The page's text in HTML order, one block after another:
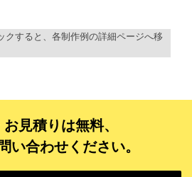
ス
ス
ス
クすると、各制作例の詳細ページへ移
見積りは無料、
い合わせください。